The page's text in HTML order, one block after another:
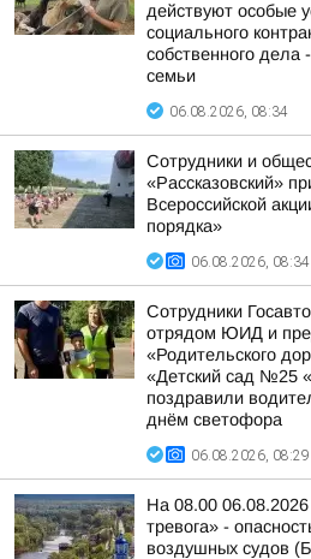
действуют особые
социального
собственного дела
семьи
06.08.2026, 08:34
Сотрудники и
«Рассказовский»
Всероссийской
порядка»
06.08.2026, 08:34
Сотрудники
отрядом ЮИД и
«Родительского
«Детский сад №25
поздравили
днём светофора
06.08.2026, 08:29
На 08.00
тревога» -
воздушных судов